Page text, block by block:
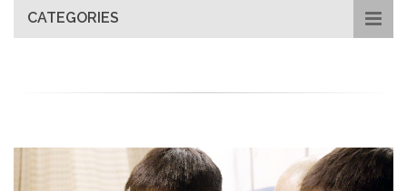
CATEGORIES